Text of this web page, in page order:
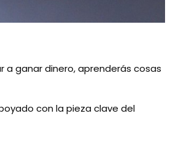
ganar dinero, aprenderás cosas
con la pieza clave del